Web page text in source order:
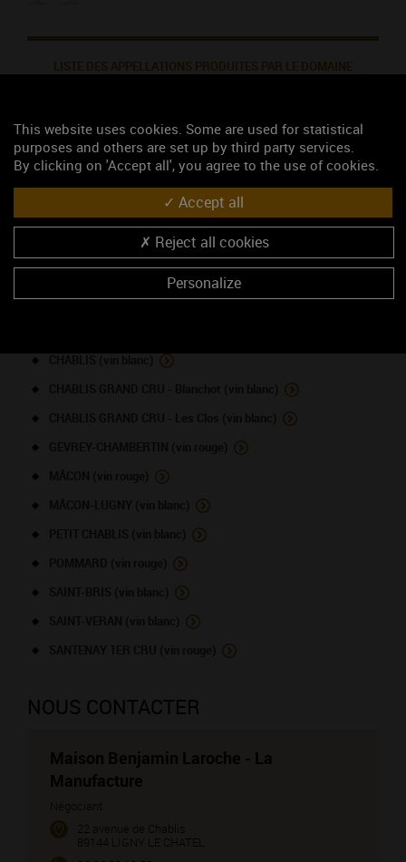
LISTE DES APPELLATIONS PRODUITES PAR LE DOMAINE
ALOXE-CORTON (vin rouge)
BOURGOGNE ALIGOTE (vin blanc)
BOURGOGNE COTES D'AUXERRE (vin blanc)
BOURGOGNE COTES D'AUXERRE (vin rouge)
CHABLIS 1ER CRU - Vau Ligneau (vin blanc)
CHABLIS 1ER CRU - Vaillons (vin blanc)
CHABLIS 1ER CRU - Forêt (vin blanc)
NOUS CONTACTER
Maison Benjamin Laroche - La
Manufacture
Négociant
22 avenue de Chablis
89144 LIGNY LE CHATEL
This website uses cookies. Some are used for statistical
purposes and others are set up by third party services.
By clicking on 'Accept all', you agree to the use of cookies.
Accept all
Reject all cookies
Personalize